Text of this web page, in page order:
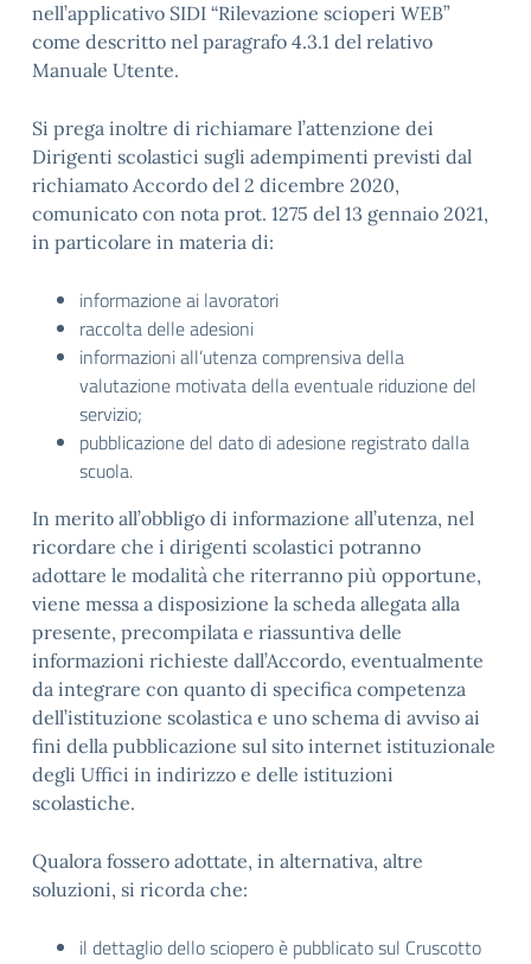
nell’applicativo SIDI “Rilevazione scioperi WEB”
come descritto nel paragrafo 4.3.1 del relativo
Manuale Utente.
Si prega inoltre di richiamare l’attenzione dei
Dirigenti scolastici sugli adempimenti previsti dal
richiamato Accordo del 2 dicembre 2020,
comunicato con nota prot. 1275 del 13 gennaio 2021,
in particolare in materia di:
informazione ai lavoratori
raccolta delle adesioni
informazioni all’utenza comprensiva della
valutazione motivata della eventuale riduzione del
servizio;
pubblicazione del dato di adesione registrato dalla
scuola.
In merito all’obbligo di informazione all’utenza, nel
ricordare che i dirigenti scolastici potranno
adottare le modalità che riterranno più opportune,
viene messa a disposizione la scheda allegata alla
presente, precompilata e riassuntiva delle
informazioni richieste dall’Accordo, eventualmente
da integrare con quanto di specifica competenza
dell’istituzione scolastica e uno schema di avviso ai
fini della pubblicazione sul sito internet istituzionale
degli Uffici in indirizzo e delle istituzioni
scolastiche.
Qualora fossero adottate, in alternativa, altre
soluzioni, si ricorda che:
il dettaglio dello sciopero è pubblicato sul Cruscotto